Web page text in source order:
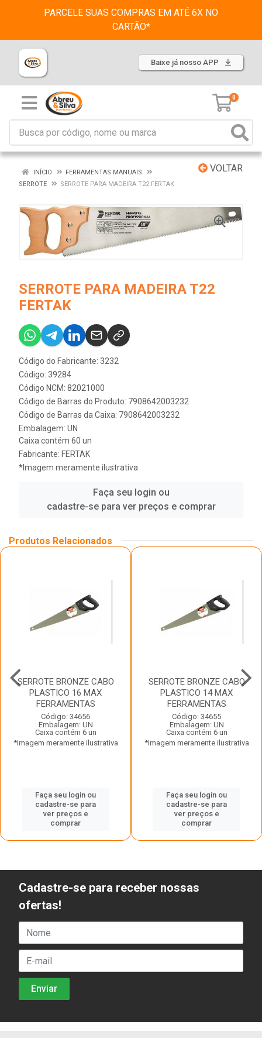
PARCELE SUAS COMPRAS EM ATÉ 6X NO
CARTÃO*
Baixe já nosso APP
0
VOLTAR
INÍCIO
FERRAMENTAS MANUAIS
SERROTE
SERROTE PARA MADEIRA T22 FERTAK
SERROTE PARA MADEIRA T22
FERTAK
Código do Fabricante: 3232
Código: 39284
Código NCM: 82021000
Código de Barras do Produto: 7908642003232
Código de Barras da Caixa: 7908642003232
Embalagem: UN
Caixa contém 60 un
Fabricante: FERTAK
*Imagem meramente ilustrativa
Faça seu login ou
cadastre-se para ver preços e comprar
Produtos Relacionados
SERROTE BRONZE CABO
PLASTICO 16 MAX
FERRAMENTAS
Código: 34656
Embalagem: UN
Caixa contém 6 un
*Imagem meramente ilustrativa
Faça seu login ou
cadastre-se para
ver preços e
comprar
SERROTE BRONZE CABO
PLASTICO 14 MAX
FERRAMENTAS
Código: 34655
Embalagem: UN
Caixa contém 6 un
*Imagem meramente ilustrativa
Faça seu login ou
cadastre-se para
ver preços e
comprar
Cadastre-se para receber nossas
ofertas!